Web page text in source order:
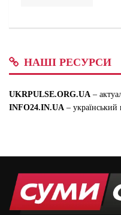
НАШІ РЕСУРСИ
UKRPULSE.ORG.UA –
INFO24.IN.UA –